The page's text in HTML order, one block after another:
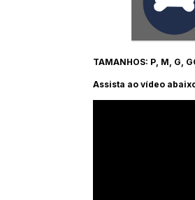
TAMANHOS: P, M, G,
Assista ao vídeo